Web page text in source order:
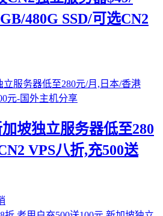
480G SSD/可选CN2
坡独立服务器低至280
VPS八折,充500送